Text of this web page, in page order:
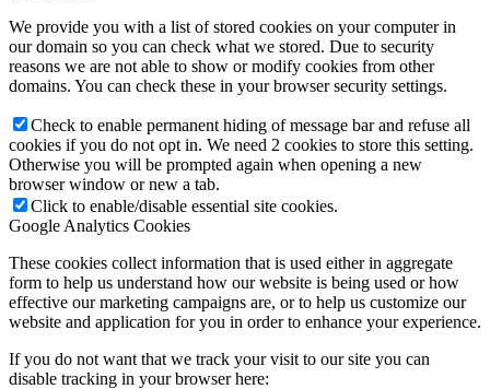
We provide you with a list of stored cookies on your computer in
our domain so you can check what we stored. Due to security
reasons we are not able to show or modify cookies from other
domains. You can check these in your browser security settings.
Check to enable permanent hiding of message bar and refuse all
cookies if you do not opt in. We need 2 cookies to store this setting.
Otherwise you will be prompted again when opening a new
browser window or new a tab.
Click to enable/disable essential site cookies.
Google Analytics Cookies
These cookies collect information that is used either in aggregate
form to help us understand how our website is being used or how
effective our marketing campaigns are, or to help us customize our
website and application for you in order to enhance your experience.
If you do not want that we track your visit to our site you can
disable tracking in your browser here: